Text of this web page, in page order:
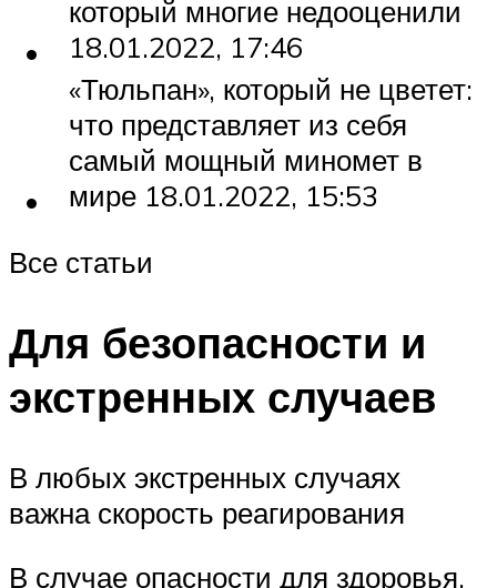
который многие недооценили
18.01.2022, 17:46
«Тюльпан», который не цветет:
что представляет из себя
самый мощный миномет в
мире 18.01.2022, 15:53
Все статьи
Для безопасности и
экстренных случаев
В любых экстренных случаях
важна скорость реагирования
В случае опасности для здоровья,